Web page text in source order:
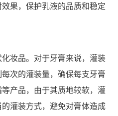
果，保护乳液的品质和稳定
妆品。对于牙膏来说，灌装
次的灌装量，确保每支牙膏
产品，由于其质地较软，灌
灌装方式，避免对膏体造成